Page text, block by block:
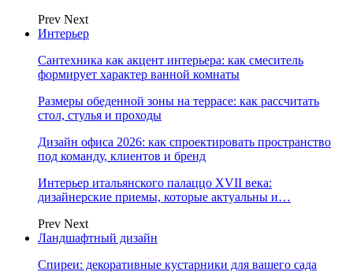
Prev Next
Интерьер
Сантехника как акцент интерьера: как смеситель
формирует характер ванной комнаты
Размеры обеденной зоны на террасе: как рассчитать
стол, стулья и проходы
Дизайн офиса 2026: как спроектировать пространство
под команду, клиентов и бренд
Интерьер итальянского палаццо XVII века:
дизайнерские приемы, которые актуальны и…
Prev Next
Ландшафтный дизайн
Спиреи: декоративные кустарники для вашего сада